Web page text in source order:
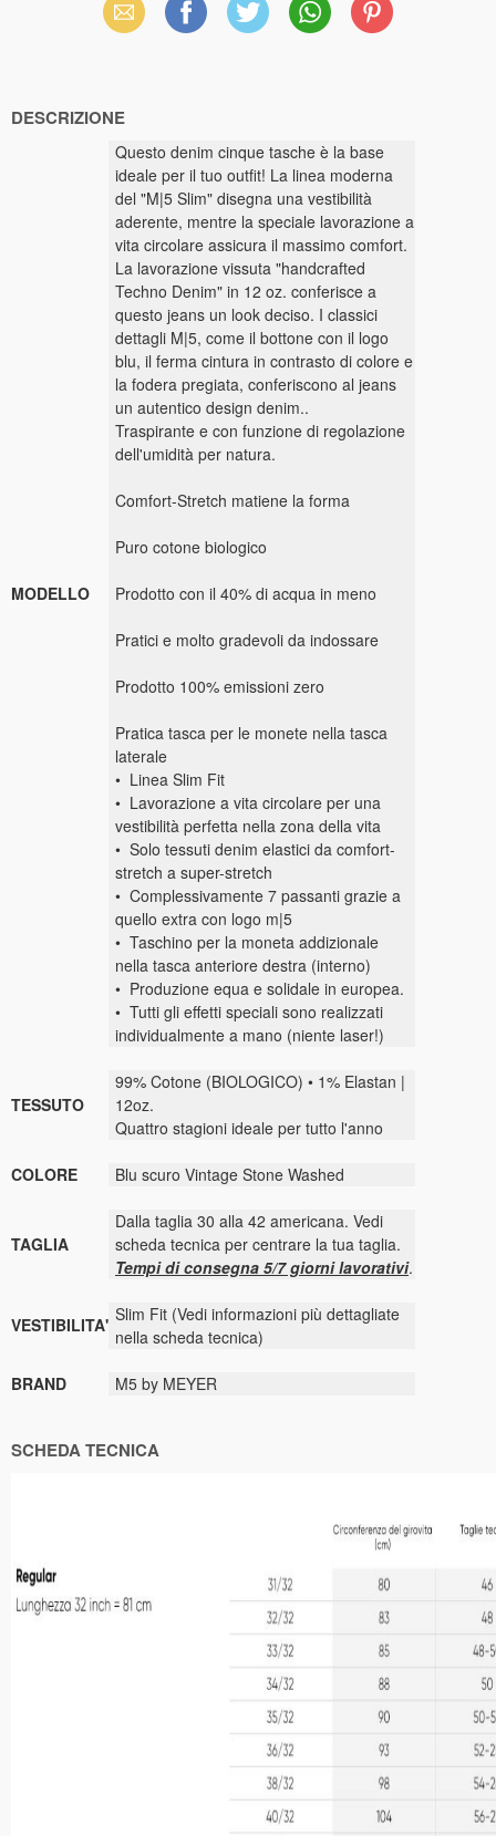
Email Facebook X WhatsAppPinterest
DESCRIZIONE
MODELLO
Questo denim cinque tasche è la base
ideale per il tuo outfit! La linea moderna
del "M|5 Slim" disegna una vestibilità
aderente, mentre la speciale lavorazione a
vita circolare assicura il massimo comfort.
La lavorazione vissuta "handcrafted
Techno Denim" in 12 oz. conferisce a
questo jeans un look deciso. I classici
dettagli M|5, come il bottone con il logo
blu, il ferma cintura in contrasto di colore e
la fodera pregiata, conferiscono al jeans
un autentico design denim..
Traspirante e con funzione di regolazione
dell'umidità per natura.
Comfort-Stretch matiene la forma
Puro cotone biologico
Prodotto con il 40% di acqua in meno
Pratici e molto gradevoli da indossare
Prodotto 100% emissioni zero
Pratica tasca per le monete nella tasca
laterale
• Linea Slim Fit
• Lavorazione a vita circolare per una
vestibilità perfetta nella zona della vita
• Solo tessuti denim elastici da comfort-
stretch a super-stretch
• Complessivamente 7 passanti grazie a
quello extra con logo m|5
• Taschino per la moneta addizionale
nella tasca anteriore destra (interno)
• Produzione equa e solidale in europea.
• Tutti gli effetti speciali sono realizzati
individualmente a mano (niente laser!)
TESSUTO
99% Cotone (BIOLOGICO) • 1% Elastan |
12oz.
Quattro stagioni ideale per tutto l'anno
COLORE Blu scuro Vintage Stone Washed
TAGLIA
Dalla taglia 30 alla 42 americana. Vedi
scheda tecnica per centrare la tua taglia.
Tempi di consegna 5/7 giorni lavorativi.
VESTIBILITA' Slim Fit (Vedi informazioni più dettagliate
nella scheda tecnica)
BRAND M5 by MEYER
SCHEDA TECNICA